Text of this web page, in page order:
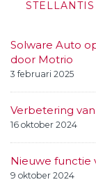
Solware Auto
door Motrio
3 februari 2025
Verbetering
16 oktober 2024
Nieuwe functie
9 oktober 2024